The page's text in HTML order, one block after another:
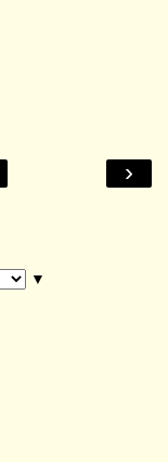
›
▼